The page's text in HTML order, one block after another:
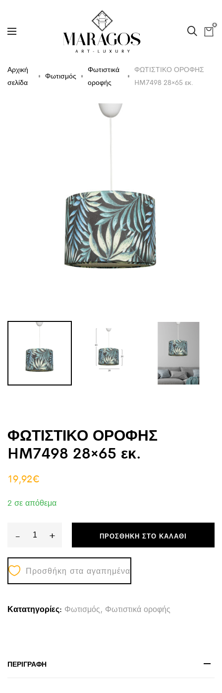
0
Αρχική
σελίδα
Φωτισμός
Φωτιστικά
οροφής
ΦΩΤΙΣΤΙΚΟ ΟΡΟΦΗΣ
HM7498 28×65 εκ.
ΦΩΤΙΣΤΙΚΟ ΟΡΟΦΗΣ
HM7498 28×65 εκ.
19,92€
2 σε απόθεμα
-
ΦΩΤΙΣΤΙΚΟ
ΟΡΟΦΗΣ
HM7498
28x65
quantity
+ ΠΡΟΣΘΉΚΗ ΣΤΟ ΚΑΛΆΘΙ
Προσθήκη στα αγαπημένα
Κατατηγορίες: Φωτισμός, Φωτιστικά οροφής
ΠΕΡΙΓΡΑΦΉ